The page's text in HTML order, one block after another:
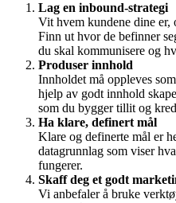
Lag en inbound-strategi
Vit hvem kundene dine er,
Finn ut hvor de befinner
du skal kommunisere og
Produser innhold
Innholdet må oppleves
hjelp av godt innhold
som du bygger tillit og
Ha klare, definert mål
Klare og definerte mål er
datagrunnlag som viser
fungerer.
Skaff deg et godt
Vi anbefaler å bruke